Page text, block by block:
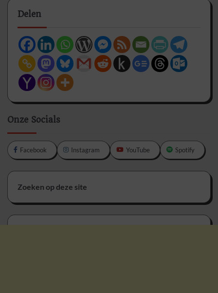
Delen
Onze Socials
Facebook Instagram YouTube Spotify
Zoeken op deze site